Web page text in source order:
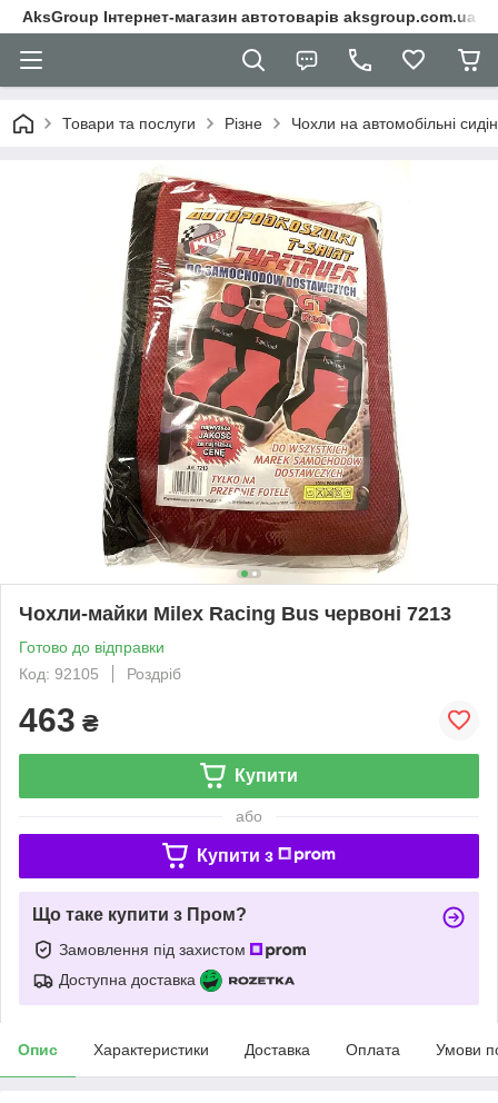
AksGroup Інтернет-магазин автотоварів aksgroup.com.ua
Товари та послуги Різне Чохли на автомобільні
Чохли-майки Milex Racing Bus червоні 7213
Готово до відправки
Код: 92105
Роздріб
463 ₴
Купити
або
Купити з
Що таке купити з Пром?
Замовлення під захистом
Доступна доставка
Опис Характеристики Доставка Оплата Умови